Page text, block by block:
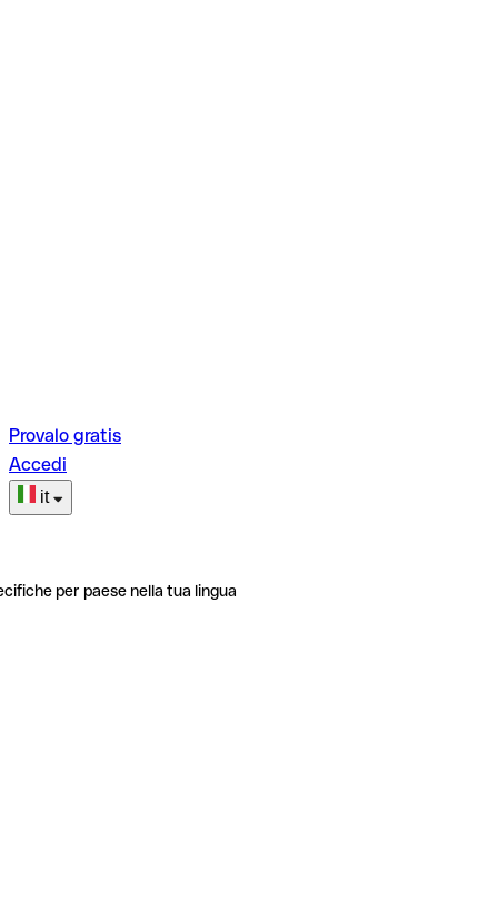
Provalo gratis
Accedi
it
per paese nella tua lingua